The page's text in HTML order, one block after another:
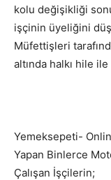
kolu değişikliği
işçinin üyeliğini
Müfettişleri
altında halkı hile ile
Yemeksepeti-
Yapan Binlerce
Çalışan İşçilerin;